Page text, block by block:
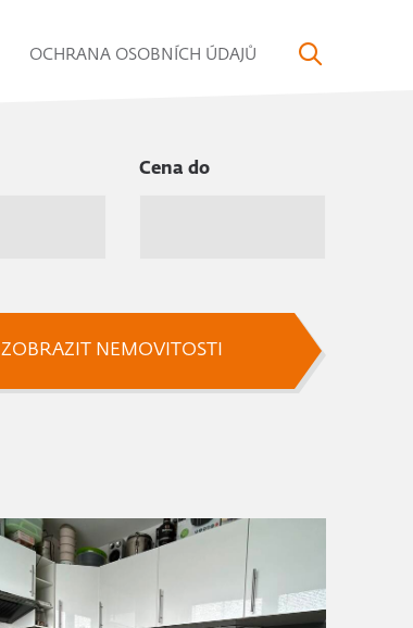
OCHRANA OSOBNÍCH ÚDAJŮ
Cena do
ZOBRAZIT NEMOVITOSTI